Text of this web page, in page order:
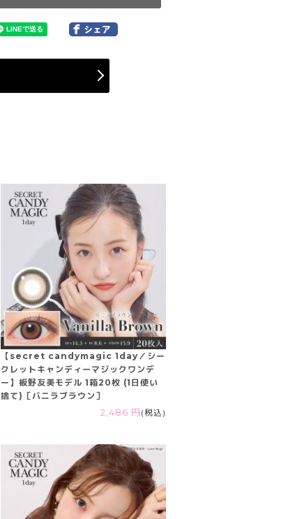
【secret candymagic 1day／シー
クレットキャンディーマジックワンデ
ー】板野友美モデル 1箱20枚 (1日使い
捨て)［バニラブラウン］
2,486 円 (税込)